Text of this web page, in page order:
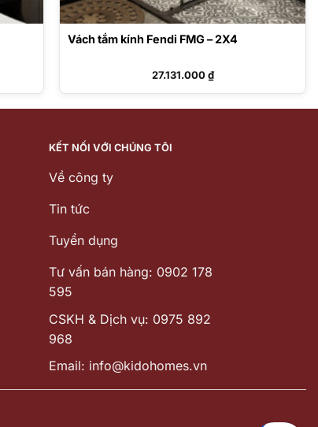
Vách tắm kính Fendi FMG – 2X4
27.131.000₫
KẾT NỐI VỚI CHÚNG TÔI
Về công ty
Tin tức
Tuyển dụng
Tư vấn bán hàng: 0902 178
595
CSKH & Dịch vụ: 0975 892
968
Email: info@kidohomes.vn